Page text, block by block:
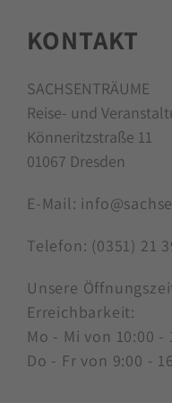
KONTAKT
SACHSENTRÄUME
Reise- und
Könneritzstraße 11
01067 Dresden
E-Mail:
Telefon: (0351) 21
Unsere
Erreichbarkeit:
Mo - Mi von 10:00 -
Do - Fr von 9:00 -